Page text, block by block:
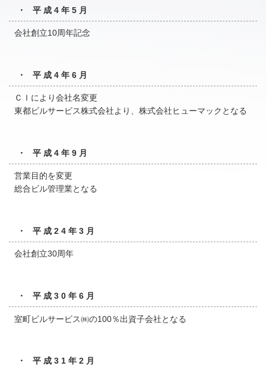
・ 平成4年5月
会社創立10周年記念
・ 平成4年6月
ＣＩにより会社名変更
東都ビルサービス株式会社より、株式会社ヒューマックとなる
・ 平成4年9月
営業目的を変更
総合ビル管理業となる
・ 平成24年3月
会社創立30周年
・ 平成30年6月
室町ビルサービス㈱の100％出資子会社となる
・ 平成31年2月